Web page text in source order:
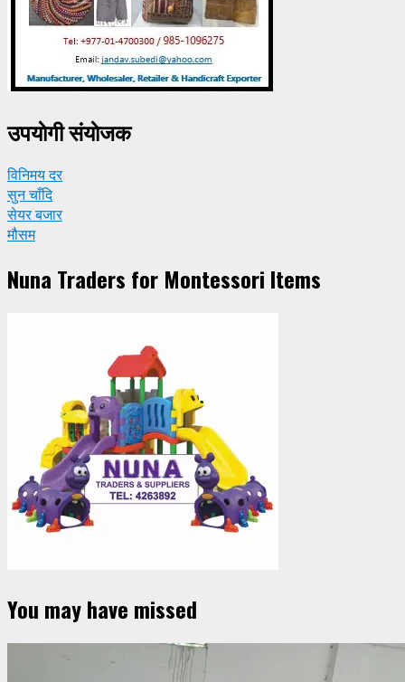
उपयाेगी संयाेजक
विनिमय दर
सुन चाँदि
सेयर बजार
मौसम
Nuna Traders for Montessori Items
You may have missed